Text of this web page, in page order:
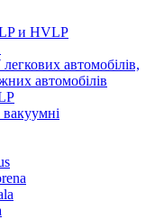
и HVLP
автомобілів,
автомобілів